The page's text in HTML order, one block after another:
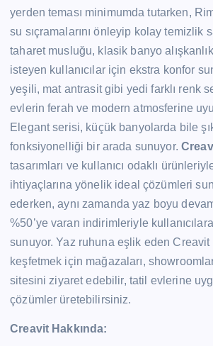
yerden teması minimumda tutarken,
su sıçramalarını önleyip kolay temizlik
taharet musluğu, klasik banyo
isteyen kullanıcılar için ekstra konfor
yeşili, mat antrasit gibi yedi farklı renk
evlerin ferah ve modern atmosferine
Elegant serisi, küçük banyolarda bile
fonksiyonelliği bir arada sunuyor.
tasarımları ve kullanıcı odaklı
ihtiyaçlarına yönelik ideal çözümleri
ederken, aynı zamanda yaz boyu
%50’ye varan indirimleriyle
sunuyor. Yaz ruhuna eşlik eden
keşfetmek için mağazaları,
sitesini ziyaret edebilir, tatil evlerine
çözümler üretebilirsiniz.
Creavit Hakkında: